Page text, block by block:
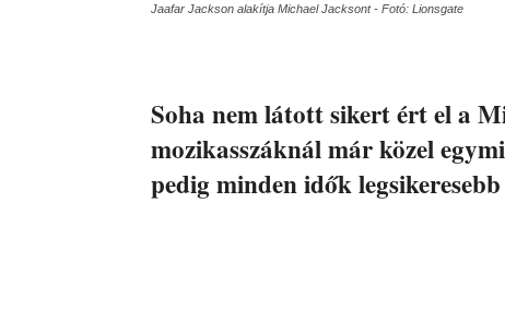
Jaafar Jackson alakítja Michael Jacksont - Fotó: Lionsgate
Soha nem látott sikert ért el a
mozikasszáknál már közel
pedig minden idők